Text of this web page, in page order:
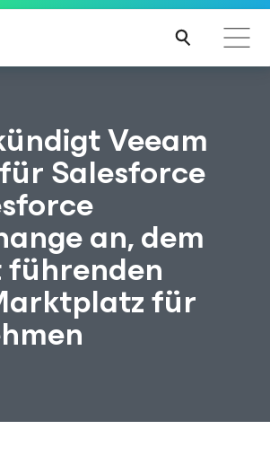
CrowdStrike betroffen sind
Veeam
Salesforce
an, dem
für